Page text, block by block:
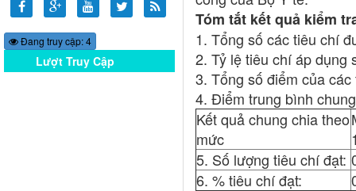
Tóm tắt kết quả kiểm
1. Tổng số các tiêu chí
2. Tỷ lệ tiêu chí áp dụng
3. Tổng số điểm của
4. Điểm trung bình
Kết quả chung chia theo
mức
5. Số lượng tiêu chí đạt:
6. % tiêu chí đạt:
Đang truy cập: 4
Lượt Truy Cập
Online